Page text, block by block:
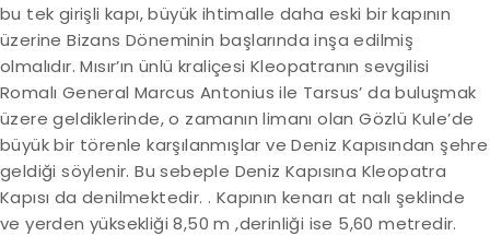
bu tek girişli kapı, büyük ihtimalle daha eski bir kapının
üzerine Bizans Döneminin başlarında inşa edilmiş
olmalıdır. Mısır’ın ünlü kraliçesi Kleopatranın sevgilisi
Romalı General Marcus Antonius ile Tarsus’ da buluşmak
üzere geldiklerinde, o zamanın limanı olan Gözlü Kule’de
büyük bir törenle karşılanmışlar ve Deniz Kapısından şehre
geldiği söylenir. Bu sebeple Deniz Kapısına Kleopatra
Kapısı da denilmektedir. . Kapının kenarı at nalı şeklinde
ve yerden yüksekliği 8,50 m ,derinliği ise 5,60 metredir.